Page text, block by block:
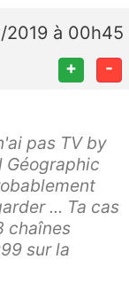
2019 à 00h45
+ -
pas TV by
Géographic
... Ta cas
chaînes
sur la